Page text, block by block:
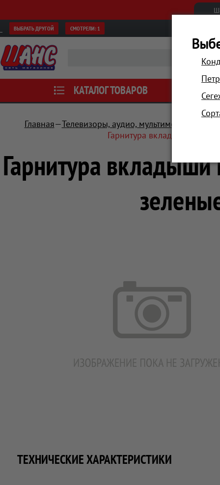
ВЫБРАТЬ ДРУГОЙ СМОТРЕЛИ: 1
КАТАЛОГ ТОВАРОВ АКЦИИ
Главная Телевизоры, аудио, мультимедиа
Гарнитура вкладыши
Гарнитура
ТЕХНИЧЕСКИЕ ХАРАКТЕРИСТИКИ